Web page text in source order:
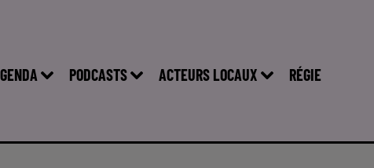
PODCASTS ACTEURS LOCAUX RÉGIE